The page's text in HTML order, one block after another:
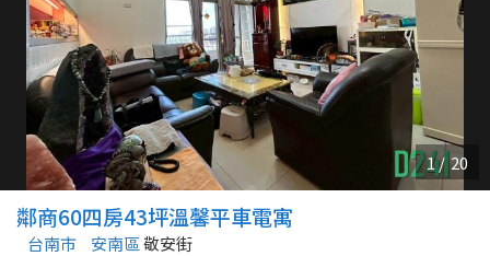
熱門關鍵字
2026 台北降價好屋限量釋出
2026 新北降價好屋限量釋出
2026 台中降價好屋限量釋出
2026 台南降價好屋限量釋出
2026 高雄降價好屋限量釋出
縣市
不限
區域
鄰商60四房43坪溫馨平車電寓
台南市 安南區敬安街